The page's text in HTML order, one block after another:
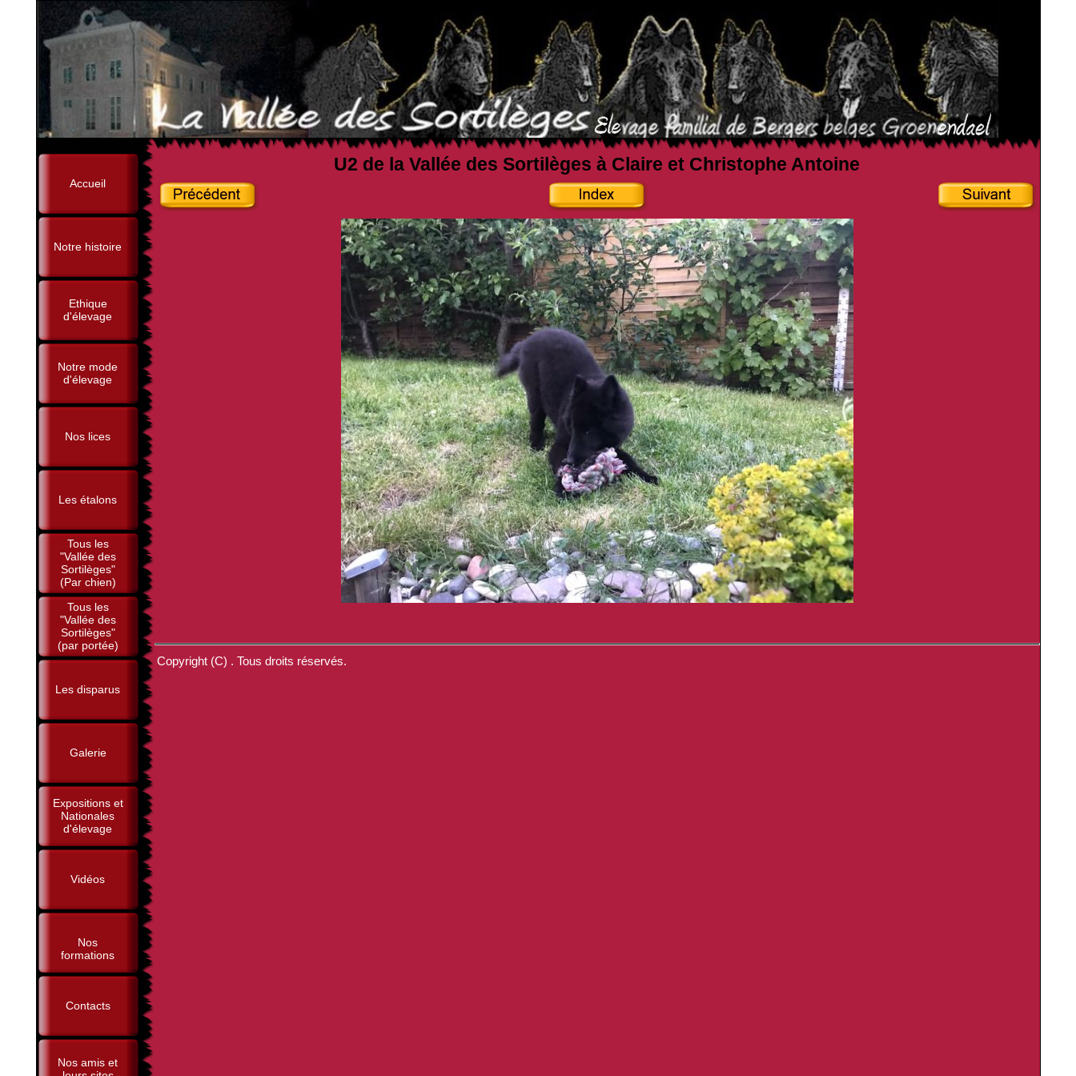
Accueil
Notre histoire
Ethique
d'élevage
Notre mode
d'élevage
Nos lices
Les étalons
Tous les
"Vallée des
Sortilèges"
(Par chien)
Tous les
"Vallée des
Sortilèges"
(par portée)
Les disparus
Galerie
Expositions et
Nationales
d'élevage
Vidéos
Nos
formations
Contacts
Nos amis et
U2 de la Vallée des Sortilèges à Claire et Christophe Antoine
Copyright (C) . Tous droits réservés.